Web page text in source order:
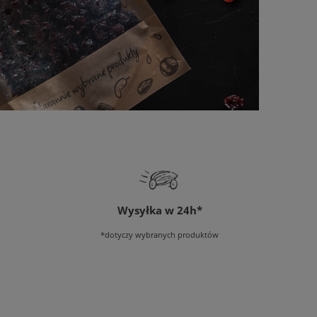
Wysyłka w 24h*
*dotyczy wybranych produktów